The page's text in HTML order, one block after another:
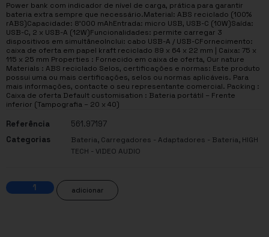
Power bank com indicador de nível de carga, prática para garantir
bateria extra sempre que necessário.Material: ABS reciclado (100%
rABS)Capacidade: 8’000 mAhEntrada: micro USB, USB-C (10W)Saída:
USB-C, 2 x USB-A (12W)Funcionalidades: permite carregar 3
dispositivos em simultâneoInclui: cabo USB-A / USB-CFornecimento:
caixa de oferta em papel kraft reciclado 89 x 64 x 22 mm | Caixa: 75 x
115 x 25 mm Properties : Fornecido em caixa de oferta, Our nature
Materials : ABS reciclado Selos, certificações e normas: Este produto
possui uma ou mais certificações, selos ou normas aplicáveis. Para
mais informações, contacte o seu representante comercial. Packing :
Caixa de oferta Default customisation : Bateria portátil – Frente
inferior (Tampografia – 20 x 40)
Referência
561.97197
Categorias
Bateria, Carregadores - Adaptadores - Bateria, HIGH
TECH - VIDEO AUDIO
adicionar